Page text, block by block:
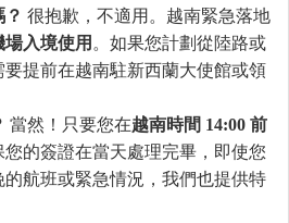
？ 很抱歉，不適用。越南緊急落地
入境使用 。如果您計劃從陸路或
提前在越南駐新西蘭大使館或領
當然！只要您在越南時間 14:00 前
的簽證在當天處理完畢，即使您
航班或緊急情況，我們也提供特